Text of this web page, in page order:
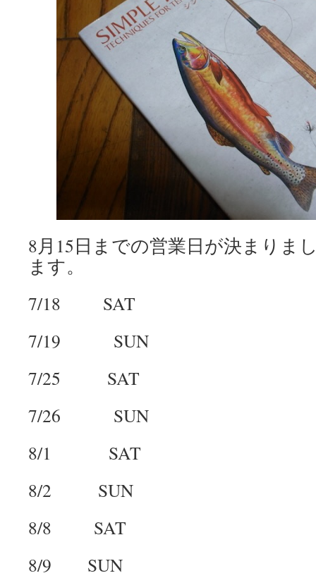
8月15日までの営業日が決まりま
ます。
7/18 SAT
7/19 SUN
7/25 SAT
7/26 SUN
8/1 SAT
8/2 SUN
8/8 SAT
8/9 SUN